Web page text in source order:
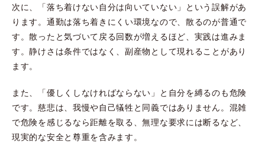
次に、「落ち着けない自分は向いていない」という誤解があ
ります。通勤は落ち着きにくい環境なので、散るのが普通で
す。散ったと気づいて戻る回数が増えるほど、実践は進みま
す。静けさは条件ではなく、副産物として現れることがあり
ます。
また、「優しくしなければならない」と自分を縛るのも危険
です。慈悲は、我慢や自己犠牲と同義ではありません。混雑
で危険を感じるなら距離を取る、無理な要求には断るなど、
現実的な安全と尊重を含みます。